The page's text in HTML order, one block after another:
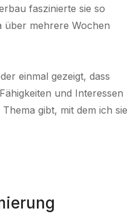
faszinierte sie so
über mehrere Wochen
einmal gezeigt, dass
und Interessen
gibt, mit dem ich sie